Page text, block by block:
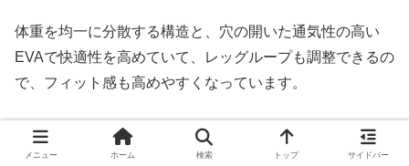
体重を均一に分散する構造と、穴の開いた通気性の高い
EVAで快適性を高めていて、レッグループも調整できるの
で、フィット感も高めやすくなっています。
1万円強と価格はやや高いですが、価格に見合う機能を持
ったハーネスです。
メニュー ホーム 検索 トップ サイドバー